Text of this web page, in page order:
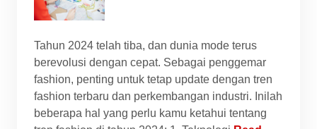
Tahun 2024 telah tiba, dan dunia mode terus
berevolusi dengan cepat. Sebagai penggemar
fashion, penting untuk tetap update dengan tren
fashion terbaru dan perkembangan industri. Inilah
beberapa hal yang perlu kamu ketahui tentang